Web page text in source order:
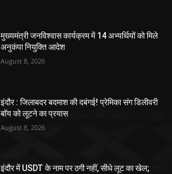
मुख्यमंत्री जनविश्वास कार्यक्रम में 14 अभ्यर्थियों को मिले
अनुकंपा नियुक्ति आदेश
August 8, 2026
इंदौर : जिलाबदर बदमाश की दबंगई! प्रेमिका संग डिलीवरी
बॉय को लूटने का प्रयास
August 8, 2026
इंदौर में USDT के नाम पर ठगी नहीं, सीधे लूट का खेल;